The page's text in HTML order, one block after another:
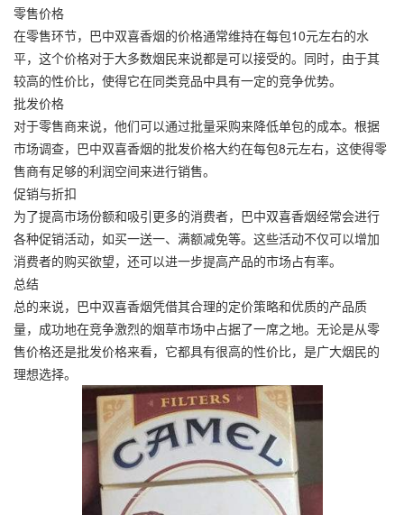
零售价格
在零售环节，巴中双喜香烟的价格通常维持在每包10元左右的水
平，这个价格对于大多数烟民来说都是可以接受的。同时，由于其
较高的性价比，使得它在同类竞品中具有一定的竞争优势。
批发价格
对于零售商来说，他们可以通过批量采购来降低单包的成本。根据
市场调查，巴中双喜香烟的批发价格大约在每包8元左右，这使得零
售商有足够的利润空间来进行销售。
促销与折扣
为了提高市场份额和吸引更多的消费者，巴中双喜香烟经常会进行
各种促销活动，如买一送一、满额减免等。这些活动不仅可以增加
消费者的购买欲望，还可以进一步提高产品的市场占有率。
总结
总的来说，巴中双喜香烟凭借其合理的定价策略和优质的产品质
量，成功地在竞争激烈的烟草市场中占据了一席之地。无论是从零
售价格还是批发价格来看，它都具有很高的性价比，是广大烟民的
理想选择。